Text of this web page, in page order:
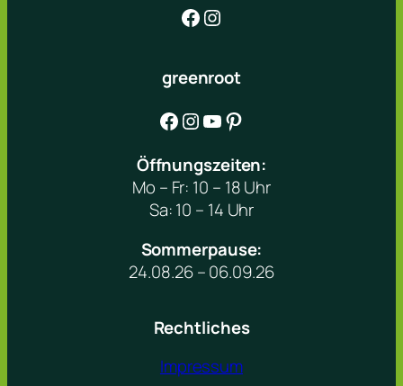
Facebook Instagram
greenroot
Facebook Instagram YouTube Pinterest
Öffnungszeiten:
Mo – Fr: 10 – 18 Uhr
Sa: 10 – 14 Uhr
Sommerpause:
24.08.26 – 06.09.26
Rechtliches
Impressum